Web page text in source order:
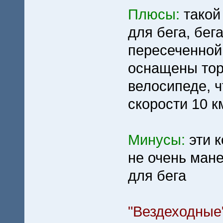
Плюсы:
для бега,
оснащены
велосипеде,
скорости 10
Минусы: эти
не очень
для бега